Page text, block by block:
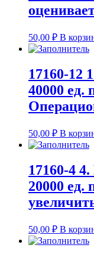
50,00 ₽ В
17160-12
40000 ед.
50,00 ₽ В
17160-4
20000 ед.
50,00 ₽ В